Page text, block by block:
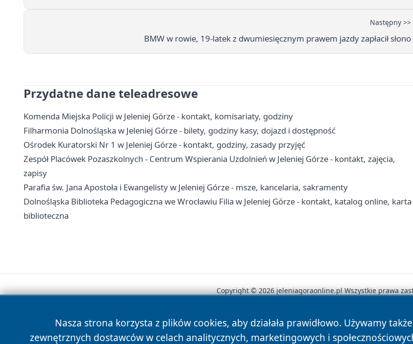
Następny >>
BMW w rowie, 19-latek z dwumiesięcznym prawem jazdy zapłacił słono
Przydatne dane teleadresowe
Komenda Miejska Policji w Jeleniej Górze - kontakt, komisariaty, godziny
Filharmonia Dolnośląska w Jeleniej Górze - bilety, godziny kasy, dojazd i dostępność
Ośrodek Kuratorski Nr 1 w Jeleniej Górze - kontakt, godziny, zasady przyjęć
Zespół Placówek Pozaszkolnych - Centrum Wspierania Uzdolnień w Jeleniej Górze - kontakt, zajęcia,
zapisy
Parafia św. Jana Apostoła i Ewangelisty w Jeleniej Górze - msze, kancelaria, sakramenty
Dolnośląska Biblioteka Pedagogiczna we Wrocławiu Filia w Jeleniej Górze - kontakt, katalog online, karta
biblioteczna
Nasza strona korzysta z plików cookies, aby działała prawidłowo. Używamy
zewnętrznych dostawców w celach analitycznych, marketingowych i
Copyright © 2026 jeleniagoraonline.pl Wszystkie prawa
News Autorzy Polityka Prywatności Polityka